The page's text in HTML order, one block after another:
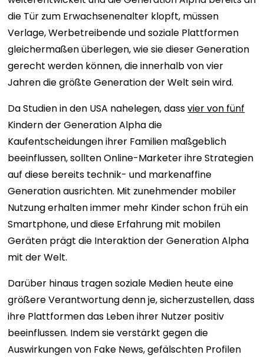
die Tür zum Erwachsenenalter klopft, müssen
Verlage, Werbetreibende und soziale Plattformen
gleichermaßen überlegen, wie sie dieser Generation
gerecht werden können, die innerhalb von vier
Jahren die größte Generation der Welt sein wird.
Da Studien in den USA nahelegen, dassvier von fünf
Kindern der Generation Alpha die
Kaufentscheidungen ihrer Familien maßgeblich
beeinflussen, sollten Online-Marketer ihre Strategien
auf diese bereits technik- und markenaffine
Generation ausrichten. Mit zunehmender mobiler
Nutzung erhalten immer mehr Kinder schon früh ein
Smartphone, und diese Erfahrung mit mobilen
Geräten prägt die Interaktion der Generation Alpha
mit der Welt.
Darüber hinaus tragen soziale Medien heute eine
größere Verantwortung denn je, sicherzustellen, dass
ihre Plattformen das Leben ihrer Nutzer positiv
beeinflussen. Indem sie verstärkt gegen die
Auswirkungen von Fake News, gefälschten Profilen